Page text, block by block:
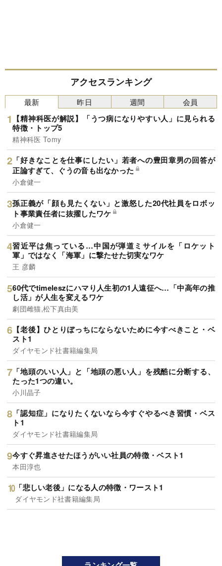
アクセスランキング
最新
【精神科医が解説】「うつ病になりやすい人」に見られる
特徴・トップ5
精神科医 Tomy
「好きなことを仕事にしたい」若者への豊田章男の回答が
正論すぎて、ぐうの音も出なかった
小倉健一
孫正義が「顔も見たくない」と激怒した20代社員をロボッ
ト事業責任者に抜擢したワケ
小倉健一
習近平は焦っている…中国が弾道ミサイルを「ロケット
軍」ではなく「海軍」に撃たせた切実なワケ
王 彦麟
60代でtimeleszにハマり人生初の1人遠征へ…「中高年の推
し活」が人生を変えるワケ
劇団雌猫,松下真由美
【老後】ひとりぼっちにならないために今すべきこと・ベ
スト1
ダイヤモンド社書籍編集局
「地頭のいい人」と「地頭の悪い人」を残酷に分断する、
たった1つの違い。
小川晶子
「認知症」になりたくないなら今すぐやるべき習慣・ベス
ト1
ダイヤモンド社書籍編集局
今すぐ昇進させたほうがいい社員の特徴・ベスト1
本田淳也
「悲しい老後」になる人の特徴・ワースト1
ダイヤモンド社書籍編集局
昨日 週間 会員